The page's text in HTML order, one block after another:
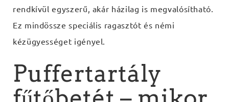
rendkívül egyszerű, akár házilag is megvalósítható.
Ez mindössze speciális ragasztót és némi
kézügyességet igényel.
Puffertartály